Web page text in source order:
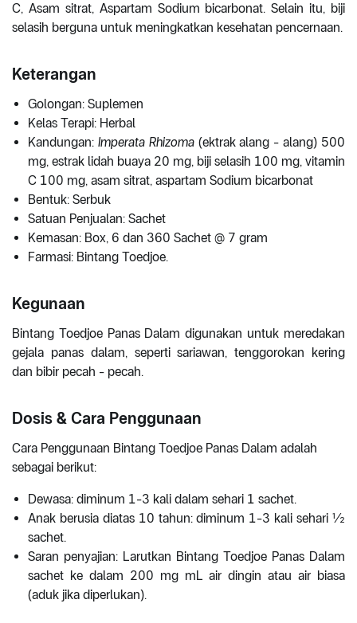
C, Asam sitrat, Aspartam Sodium bicarbonat. Selain itu, biji
selasih berguna untuk meningkatkan kesehatan pencernaan.
Keterangan
Golongan: Suplemen
Kelas Terapi: Herbal
Kandungan: Imperata Rhizoma(ektrak alang - alang) 500
mg, estrak lidah buaya 20 mg, biji selasih 100 mg, vitamin
C 100 mg, asam sitrat, aspartam Sodium bicarbonat
Bentuk: Serbuk
Satuan Penjualan: Sachet
Kemasan: Box, 6 dan 360 Sachet @ 7 gram
Farmasi: Bintang Toedjoe.
Kegunaan
Bintang Toedjoe Panas Dalam digunakan untuk meredakan
gejala panas dalam, seperti sariawan, tenggorokan kering
dan bibir pecah - pecah.
Dosis & Cara Penggunaan
Cara Penggunaan Bintang Toedjoe Panas Dalam adalah
sebagai berikut:
Dewasa: diminum 1-3 kali dalam sehari 1 sachet.
Anak berusia diatas 10 tahun: diminum 1-3 kali sehari ½
sachet.
Saran penyajian: Larutkan Bintang Toedjoe Panas Dalam
sachet ke dalam 200 mg mL air dingin atau air biasa
(aduk jika diperlukan).